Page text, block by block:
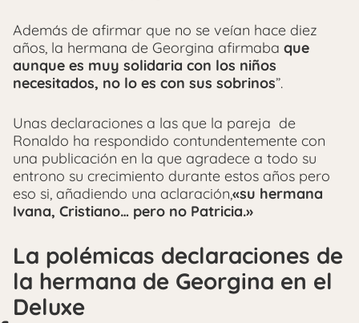
Además de afirmar que no se veían hace diez
años, la hermana de Georgina afirmaba que
aunque es muy solidaria con los niños
necesitados, no lo es con sus sobrinos”.
Unas declaraciones a las que la pareja de
Ronaldo ha respondido contundentemente con
una publicación en la que agradece a todo su
entrono su crecimiento durante estos años pero
eso si, añadiendo una aclaración,«su hermana
Ivana, Cristiano… pero no Patricia.»
La polémicas declaraciones de
la hermana de Georgina en el
Deluxe